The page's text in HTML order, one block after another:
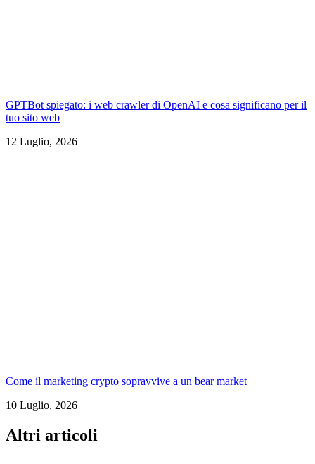
GPTBot spiegato: i web crawler di OpenAI e cosa significano per il
tuo sito web
12 Luglio, 2026
Come il marketing crypto sopravvive a un bear market
10 Luglio, 2026
Altri articoli